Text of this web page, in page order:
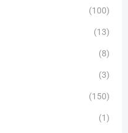
(100)
(13)
(8)
(3)
(150)
(1)